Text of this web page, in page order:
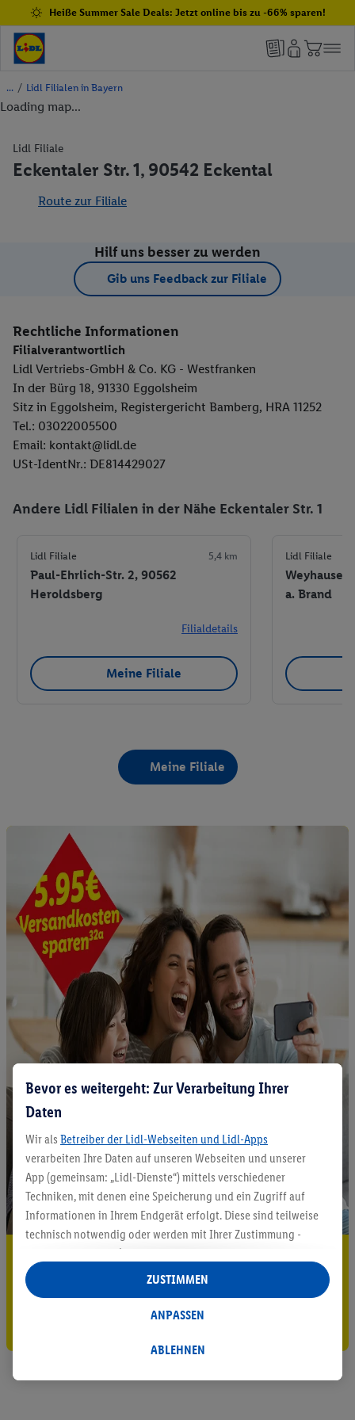
Heiße Summer Sale Deals: Jetzt online bis zu -66% sparen!
/ Lidl Filialen in Bayern
Loading map...
Lidl Filiale
Eckentaler Str. 1, 90542 Eckental
Route zur Filiale
Hilf uns besser zu werden
Gib uns Feedback zur Filiale
Rechtliche Informationen
Filialverantwortlich
Lidl Vertriebs-GmbH & Co. KG - Westfranken
In der Bürg 18, 91330 Eggolsheim
Sitz in Eggolsheim, Registergericht Bamberg, HRA 11252
Tel.: 03022005500
Email: kontakt@lidl.de
USt-IdentNr.: DE814429027
Andere Lidl Filialen in der Nähe Eckentaler Str. 1
Lidl Filiale 5,4 km
Paul-Ehrlich-Str. 2, 90562
Heroldsberg
Filialdetails
Meine Filiale
Lidl Filiale
a. Brand
Meine Filiale
5.95 € Versand sparen³²ᵃ
Jetzt zum Newsletter anmelden
Gutschein sichern!
Bevor es weitergeht: Zur Verarbeitung Ihrer
Daten
Wir als Betreiber der Lidl-Webseiten und Lidl-Apps
verarbeiten Ihre Daten auf unseren Webseiten und unserer
App (gemeinsam: „Lidl-Dienste“) mittels verschiedener
Techniken, mit denen eine Speicherung und ein Zugriff auf
Informationen in Ihrem Endgerät erfolgt. Diese sind teilweise
technisch notwendig oder werden mit Ihrer Zustimmung -
auch durch Partner (u.a.
Verantwortliche; im Zusammenhang mit dem IAB TCF
insgesamt
Statistik-Erstellung oder für personalisierte Werbung
Datenverarbeitungen für personalisierte Werbung werden
ABLEHNEN
ANPASSEN
ZUSTIMMEN